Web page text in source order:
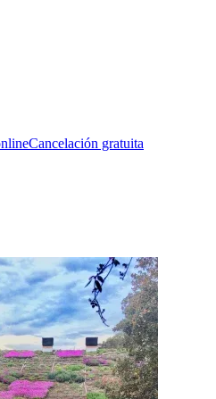
Cancelación gratuita